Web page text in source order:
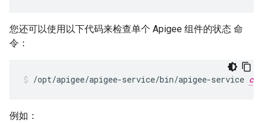
您还可以使用以下代码来检查单个 Apigee 组件的状态 命
令：
/opt/apigee/apigee-service/bin/apigee-service
例如：